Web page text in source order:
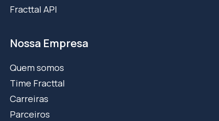
Fracttal API
Nossa Empresa
Quem somos
Time Fracttal
Carreiras
Parceiros